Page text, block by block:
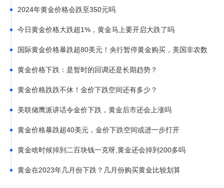
10月23日单日金价下跌超35美元
2024年黄金价格会跌至350元吗
今日黄金价格大跌超1%，黄金马上要开启大跌了吗
国际黄金价格暴跌超80美元！央行暂停黄金购买，美国非农数
据强于预期
黄金价格下跌：是暂时的回调还是长期趋势？
黄金价格跌跌不休！金价下跌空间还有多少？
美联储鹰派讲话令金价下跌，黄金后市还会上涨吗
黄金价格暴跌超40美元，金价下跌空间或进一步打开
黄金啥时候掉到二百块钱一克呀,黄金还会掉到200多吗
黄金在2023年几月份下跌？几月份购买黄金比较划算